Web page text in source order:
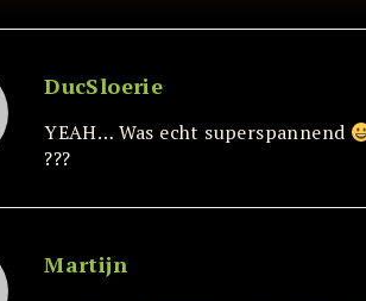
DucSloerie
YEAH… Was echt superspannend
???
Martijn